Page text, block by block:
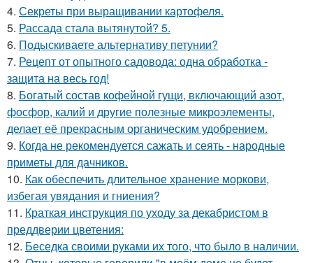
4. Секреты при выращивании картофеля.
5. Рассада стала вытянутой? 5.
6. Подыскиваете альтернативу петунии?
7. Рецепт от опытного садовода: одна обработка -
защита на весь год!
8. Богатый состав кофейной гущи, включающий азот,
фосфор, калий и другие полезные микроэлементы,
делает её прекрасным органическим удобрением.
9. Когда не рекомендуется сажать и сеять - народные
приметы для дачников.
10. Как обеспечить длительное хранение моркови,
избегая увядания и гниения?
11. Краткая инструкция по уходу за декабристом в
преддверии цветения:
12. Беседка своими руками их того, что было в наличии.